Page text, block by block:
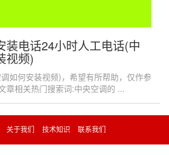
装电话24小时人工电话(中
视频)
如何安装视频)，希望有所帮助，仅作参
章相关热门搜索词:中央空调的 ...
关于我们 技术知识 联系我们